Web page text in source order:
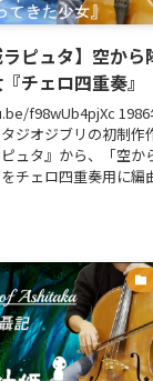
ピュタ】空から
チェロ四重奏』
f98wUb4pjXc 1986
ジオジブリの初制作
ュタ』から、「空か
チェロ四重奏用に編